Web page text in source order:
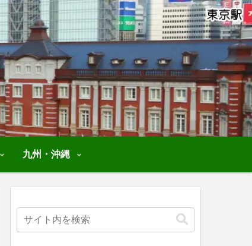
九州・沖縄